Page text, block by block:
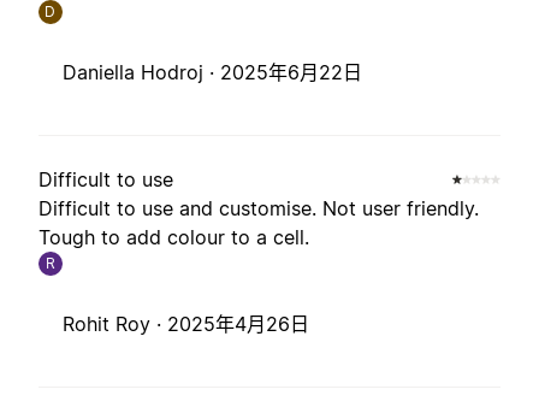
D
Daniella Hodroj · 2025年6月22日
Difficult to use
Difficult to use and customise. Not user friendly.
Tough to add colour to a cell.
R
Rohit Roy · 2025年4月26日